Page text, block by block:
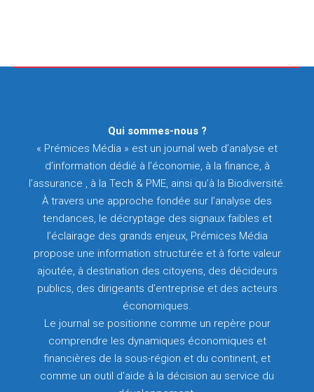
Qui sommes-nous ?
« Prémices Média » est un journal web d’analyse et
d’information dédié à l’économie, à la finance, à
l’assurance , à la Tech & PME, ainsi qu’à la Biodiversité.
À travers une approche fondée sur l’analyse des
tendances, le décryptage des signaux faibles et
l’éclairage des grands enjeux, Prémices Média
propose une information structurée et à forte valeur
ajoutée, à destination des citoyens, des décideurs
publics, des dirigeants d’entreprise et des acteurs
économiques.
Le journal se positionne comme un repère pour
comprendre les dynamiques économiques et
financières de la sous-région et du continent, et
comme un outil d’aide à la décision au service du